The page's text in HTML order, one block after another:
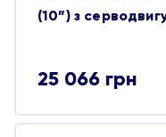
(10”) з
25 066 грн